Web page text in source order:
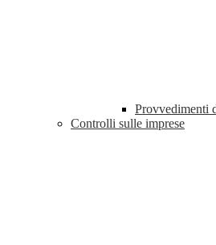
Provvedimenti
Controlli sulle imprese